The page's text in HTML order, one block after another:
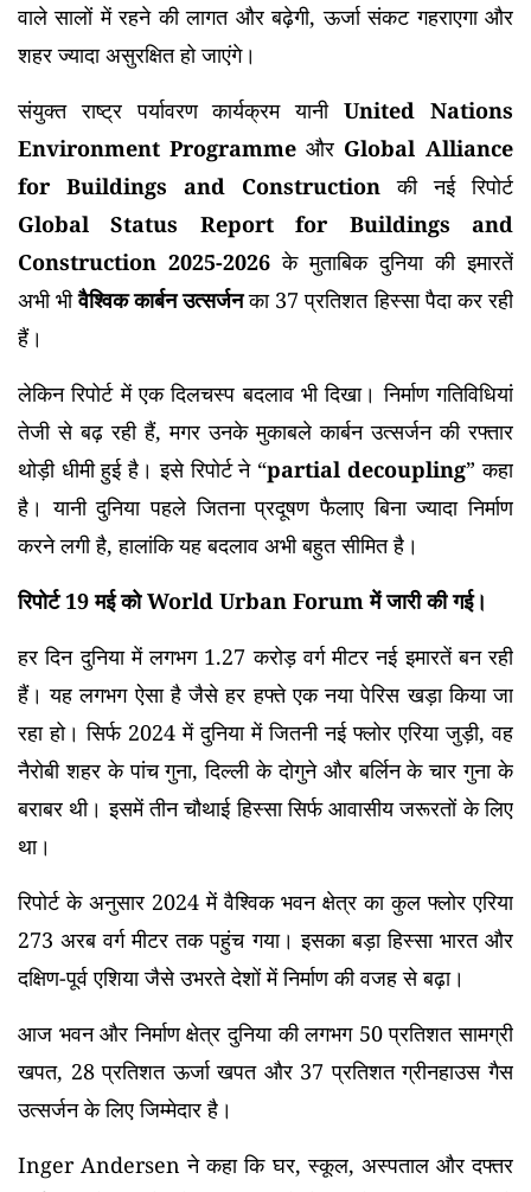
वाले सालों में रहने की लागत और बढ़ेगी, ऊर्जा संकट गहराएगा और
शहर ज्यादा असुरक्षित हो जाएंगे।
संयुक्त राष्ट्र पर्यावरण कार्यक्रम यानी United Nations
Environment Programme और Global Alliance
for Buildings and Construction की नई रिपोर्ट
Global Status Report for Buildings and
Construction 2025-2026के मुताबिक दुनिया की इमारतें
अभी भीवैश्विक कार्बन उत्सर्जनका 37 प्रतिशत हिस्सा पैदा कर रही
हैं।
लेकिन रिपोर्ट में एक दिलचस्प बदलाव भी दिखा। निर्माण गतिविधियां
तेजी से बढ़ रही हैं, मगर उनके मुकाबले कार्बन उत्सर्जन की रफ्तार
थोड़ी धीमी हुई है। इसे रिपोर्ट ने “partial decoupling” कहा
है। यानी दुनिया पहले जितना प्रदूषण फैलाए बिना ज्यादा निर्माण
करने लगी है, हालांकि यह बदलाव अभी बहुत सीमित है।
रिपोर्ट 19 मई को World Urban Forum में जारी की गई।
हर दिन दुनिया में लगभग 1.27 करोड़ वर्ग मीटर नई इमारतें बन रही
हैं। यह लगभग ऐसा है जैसे हर हफ्ते एक नया पेरिस खड़ा किया जा
रहा हो। सिर्फ 2024 में दुनिया में जितनी नई फ्लोर एरिया जुड़ी, वह
नैरोबी शहर के पांच गुना, दिल्ली के दोगुने और बर्लिन के चार गुना के
बराबर थी। इसमें तीन चौथाई हिस्सा सिर्फ आवासीय जरूरतों के लिए
था।
रिपोर्ट के अनुसार 2024 में वैश्विक भवन क्षेत्र का कुल फ्लोर एरिया
273 अरब वर्ग मीटर तक पहुंच गया। इसका बड़ा हिस्सा भारत और
दक्षिण-पूर्व एशिया जैसे उभरते देशों में निर्माण की वजह से बढ़ा।
आज भवन और निर्माण क्षेत्र दुनिया की लगभग 50 प्रतिशत सामग्री
खपत, 28 प्रतिशत ऊर्जा खपत और 37 प्रतिशत ग्रीनहाउस गैस
उत्सर्जन के लिए जिम्मेदार है।
Inger Andersen ने कहा कि घर, स्कूल, अस्पताल और दफ्तर